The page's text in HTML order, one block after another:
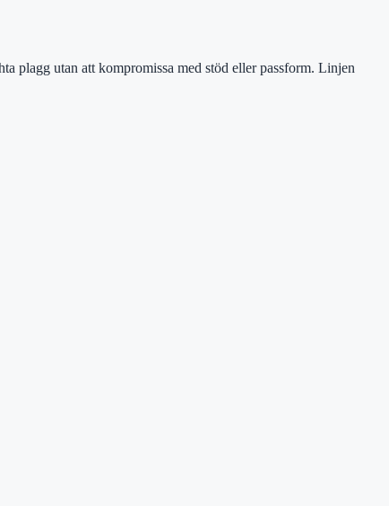
plagg utan att kompromissa med stöd eller passform. Linjen